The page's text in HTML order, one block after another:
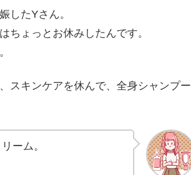
したYさん。
ちょっとお休みしたんです。
スキンケアを休んで、全身シャンプー
ーム。